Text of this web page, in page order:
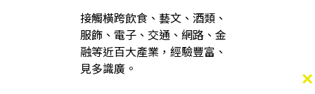
接觸橫跨飲食、藝文、酒類、
服飾、電子、交通、網路、金
融等近百大產業，經驗豐富、
見多識廣。